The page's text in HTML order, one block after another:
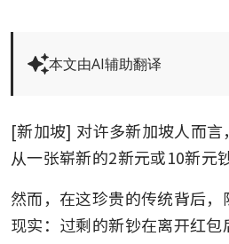
本文由AI辅助翻译
[新加坡] 对许多新加坡人而言
从一张崭新的2新元或10新元
然而，在这珍贵的传统背后
现实：过剩的新钞在离开红